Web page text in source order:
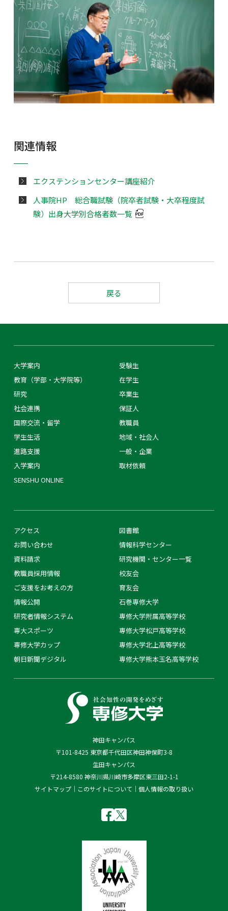
関連情報
エクステンションセンター講座紹介
人事院HP 総合職試験（院卒者試験・大卒程度試
験）出身大学別合格者数一覧
戻る
神田キャンパス
〒101-8425 東京都千代田区神田神保町3-8
生田キャンパス
〒214-8580 神奈川県川崎市多摩区東三田2-1-1
サイトマップ
このサイトについて 個人情報の取り扱い
大学案内
教育（学部・大学院等）
研究
社会連携
国際交流・留学
学生生活
進路支援
入学案内
SENSHU ONLINE
受験生
在学生
卒業生
保証人
教職員
地域・社会人
一般・企業
取材依頼
アクセス
お問い合わせ
資料請求
教職員採用情報
ご支援をお考えの方
情報公開
研究者情報システム
専大スポーツ
専修大学カップ
朝日新聞デジタル
図書館
情報科学センター
研究機関・センター一覧
校友会
育友会
石巻専修大学
専修大学附属高等学校
専修大学松戸高等学校
専修大学北上高等学校
専修大学熊本玉名高等学校